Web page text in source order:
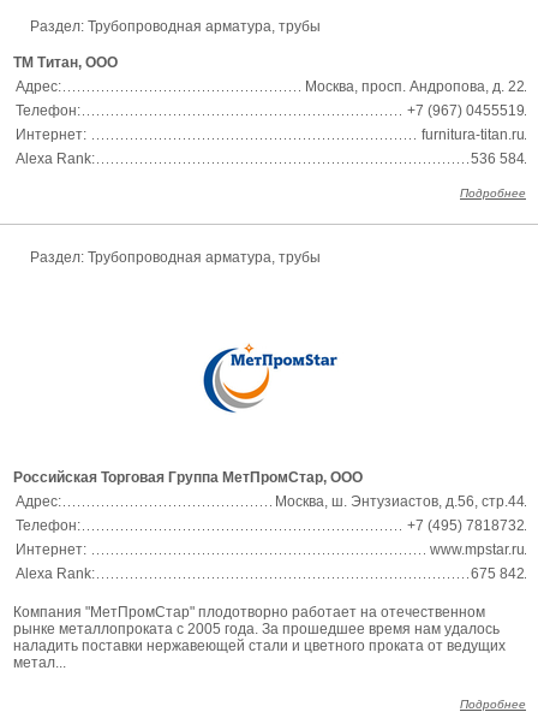
Раздел: Трубопроводная арматура, трубы
ТМ Титан, ООО
Адрес:
Москва, просп. Андропова, д. 22
Телефон:
+7 (967) 0455519
Интернет:
furnitura-titan.ru
Alexa Rank:
536 584
Подробнее
Раздел: Трубопроводная арматура, трубы
Российская Торговая Группа МетПромСтар, ООО
Адрес:
Москва, ш. Энтузиастов, д.56, стр.44
Телефон:
+7 (495) 7818732
Интернет:
www.mpstar.ru
Alexa Rank:
675 842
Компания "МетПромСтар" плодотворно работает на отечественном
рынке металлопроката с 2005 года. За прошедшее время нам удалось
наладить поставки нержавеющей стали и цветного проката от ведущих
метал...
Подробнее